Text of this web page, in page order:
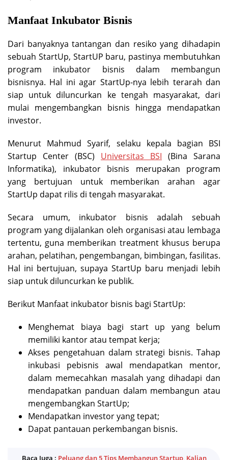
Manfaat Inkubator Bisnis
Dari banyaknya tantangan dan resiko yang dihadapin
sebuah StartUp, StartUP baru, pastinya membutuhkan
program inkubator bisnis dalam membangun
bisnisnya. Hal ini agar StartUp-nya lebih terarah dan
siap untuk diluncurkan ke tengah masyarakat, dari
mulai mengembangkan bisnis hingga mendapatkan
investor.
Menurut Mahmud Syarif, selaku kepala bagian BSI
Startup Center (BSC) Universitas BSI (Bina Sarana
Informatika), inkubator bisnis merupakan program
yang bertujuan untuk memberikan arahan agar
StartUp dapat rilis di tengah masyarakat.
Secara umum, inkubator bisnis adalah sebuah
program yang dijalankan oleh organisasi atau lembaga
tertentu, guna memberikan treatment khusus berupa
arahan, pelatihan, pengembangan, bimbingan, fasilitas.
Hal ini bertujuan, supaya StartUp baru menjadi lebih
siap untuk diluncurkan ke publik.
Berikut Manfaat inkubator bisnis bagi StartUp:
Menghemat biaya bagi start up yang belum
memiliki kantor atau tempat kerja;
Akses pengetahuan dalam strategi bisnis. Tahap
inkubasi pebisnis awal mendapatkan mentor,
dalam memecahkan masalah yang dihadapi dan
mendapatkan panduan dalam membangun atau
mengembangkan StartUp;
Mendapatkan investor yang tepat;
Dapat pantauan perkembangan bisnis.
Baca Juga : Peluang dan 5 Tips Membangun Startup, Kalian